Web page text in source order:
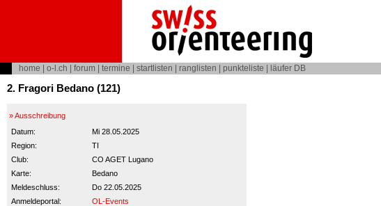
home o-l.ch forum termine startlisten ranglisten punkteliste läufer DB
2. Fragori Bedano (121)
» Ausschreibung
Datum:
Mi 28.05.2025
Region:
TI
Club:
CO AGET Lugano
Karte:
Bedano
Meldeschluss:
Do 22.05.2025
Anmeldeportal:
OL-Events